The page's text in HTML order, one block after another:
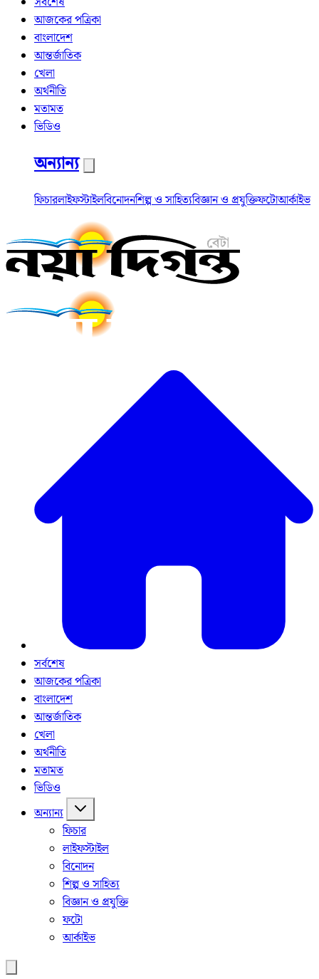
আজকের পত্রিকা
বাংলাদেশ
আন্তর্জাতিক
খেলা
অর্থনীতি
মতামত
ভিডিও
অন্যান্য
ফিচারলাইফস্টাইলবিনোদনশিল্প ও সাহিত্যবিজ্ঞান ও প্রযুক্তিফটোআর্কাইভ
সর্বশেষ
আজকের পত্রিকা
বাংলাদেশ
আন্তর্জাতিক
খেলা
অর্থনীতি
মতামত
ভিডিও
অন্যান্য
ফিচার
লাইফস্টাইল
বিনোদন
শিল্প ও সাহিত্য
বিজ্ঞান ও প্রযুক্তি
ফটো
আর্কাইভ